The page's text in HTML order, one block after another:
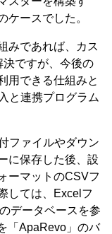
ケースでした。
みであれば、カス
決ですが、今後の
用できる仕組みと
と連携プログラム
ファイルやダウン
に保存した後、設
ーマットのCSVフ
しては、Excelフ
データベースを参
「ApaRevo」のバ